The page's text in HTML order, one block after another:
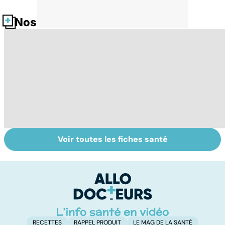
Nos fiches santé
Compléments
alimentaires :
Calvitie :
pourquoi nos
lâchent !
Voir toutes les fiches santé
RECETTES RAPPEL PRODUIT LE MAG DE LA SANTÉ